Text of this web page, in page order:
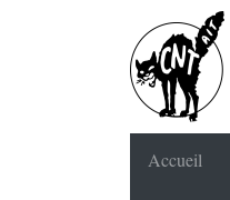
Accueil